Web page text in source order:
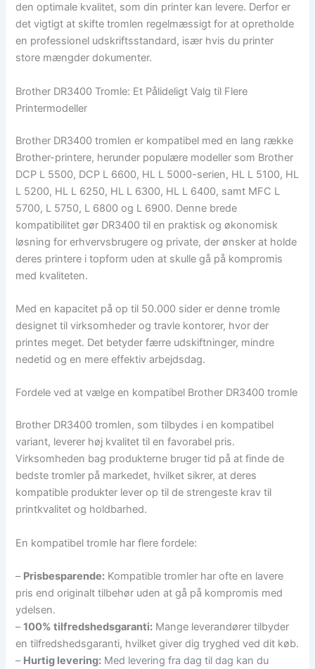
den optimale kvalitet, som din printer kan levere. Derfor er
det vigtigt at skifte tromlen regelmæssigt for at opretholde
en professionel udskriftsstandard, især hvis du printer
store mængder dokumenter.
Brother DR3400 Tromle: Et Pålideligt Valg til Flere
Printermodeller
Brother DR3400 tromlen er kompatibel med en lang række
Brother-printere, herunder populære modeller som Brother
DCP L 5500, DCP L 6600, HL L 5000-serien, HL L 5100, HL
L 5200, HL L 6250, HL L 6300, HL L 6400, samt MFC L
5700, L 5750, L 6800 og L 6900. Denne brede
kompatibilitet gør DR3400 til en praktisk og økonomisk
løsning for erhvervsbrugere og private, der ønsker at holde
deres printere i topform uden at skulle gå på kompromis
med kvaliteten.
Med en kapacitet på op til 50.000 sider er denne tromle
designet til virksomheder og travle kontorer, hvor der
printes meget. Det betyder færre udskiftninger, mindre
nedetid og en mere effektiv arbejdsdag.
Fordele ved at vælge en kompatibel Brother DR3400 tromle
Brother DR3400 tromlen, som tilbydes i en kompatibel
variant, leverer høj kvalitet til en favorabel pris.
Virksomheden bag produkterne bruger tid på at finde de
bedste tromler på markedet, hvilket sikrer, at deres
kompatible produkter lever op til de strengeste krav til
printkvalitet og holdbarhed.
En kompatibel tromle har flere fordele:
– Prisbesparende: Kompatible tromler har ofte en lavere
pris end originalt tilbehør uden at gå på kompromis med
ydelsen.
–100% tilfredshedsgaranti: Mange leverandører tilbyder
en tilfredshedsgaranti, hvilket giver dig tryghed ved dit køb.
– Hurtig levering: Med levering fra dag til dag kan du